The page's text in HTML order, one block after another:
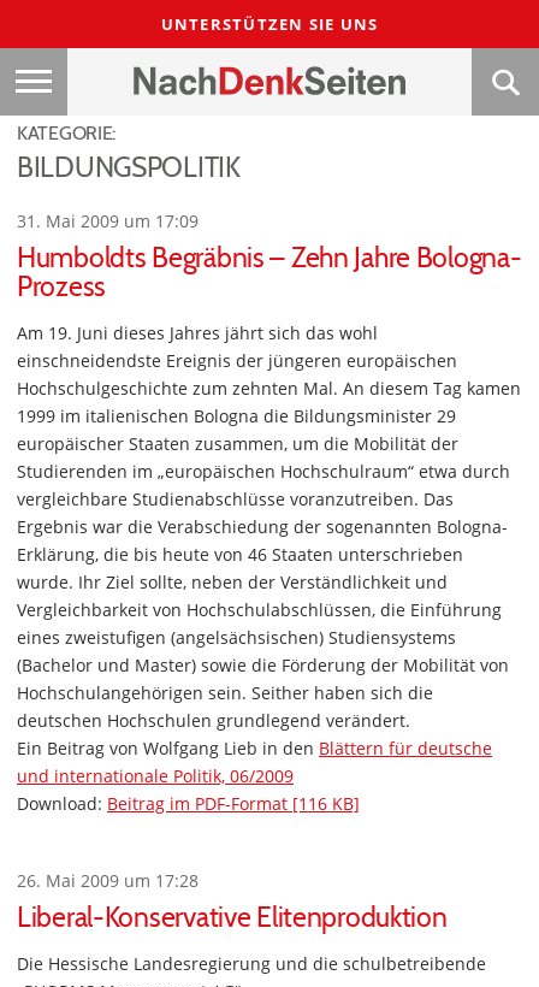
UNTERSTÜTZEN SIE UNS
KATEGORIE:
BILDUNGSPOLITIK
31. Mai 2009 um 17:09
Humboldts Begräbnis – Zehn Jahre Bologna-
Prozess
Am 19. Juni dieses Jahres jährt sich das wohl
einschneidendste Ereignis der jüngeren europäischen
Hochschulgeschichte zum zehnten Mal. An diesem Tag kamen
1999 im italienischen Bologna die Bildungsminister 29
europäischer Staaten zusammen, um die Mobilität der
Studierenden im „europäischen Hochschulraum“ etwa durch
vergleichbare Studienabschlüsse voranzutreiben. Das
Ergebnis war die Verabschiedung der sogenannten Bologna-
Erklärung, die bis heute von 46 Staaten unterschrieben
wurde. Ihr Ziel sollte, neben der Verständlichkeit und
Vergleichbarkeit von Hochschulabschlüssen, die Einführung
eines zweistufigen (angelsächsischen) Studiensystems
(Bachelor und Master) sowie die Förderung der Mobilität von
Hochschulangehörigen sein. Seither haben sich die
deutschen Hochschulen grundlegend verändert.
Ein Beitrag von Wolfgang Lieb in den Blättern für deutsche
und internationale Politik, 06/2009
Download: Beitrag im PDF-Format [116 KB]
26. Mai 2009 um 17:28
Liberal-Konservative Elitenproduktion
Die Hessische Landesregierung und die schulbetreibende